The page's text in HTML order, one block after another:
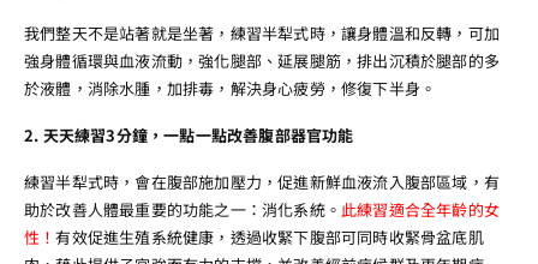
我們整天不是站著就是坐著，練習半犁式時，讓身體溫和反轉，可加
強身體循環與血液流動，強化腿部、延展腿筋，排出沉積於腿部的多
於液體，消除水腫，加排毒，解決身心疲勞，修復下半身。
2. 天天練習3分鐘，一點一點改善腹部器官功能
練習半犁式時，會在腹部施加壓力，促進新鮮血液流入腹部區域，有
助於改善人體最重要的功能之一：消化系統。 此練習適合全年齡的女
性！有效促進生殖系統健康，透過收緊下腹部可同時收緊骨盆底肌